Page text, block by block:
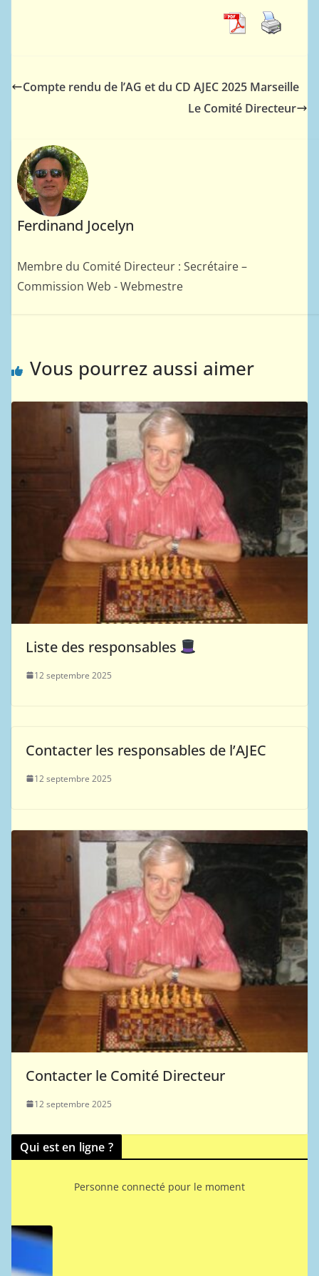
Compte rendu de l’AG et du CD AJEC 2025 Marseille
Le Comité Directeur
Ferdinand Jocelyn
Membre du Comité Directeur : Secrétaire –
Commission Web - Webmestre
Vous pourrez aussi aimer
Liste des responsables
12 septembre 2025
Contacter les responsables de l’AJEC
12 septembre 2025
Contacter le Comité Directeur
12 septembre 2025
Qui est en ligne ?
Personne connecté pour le moment